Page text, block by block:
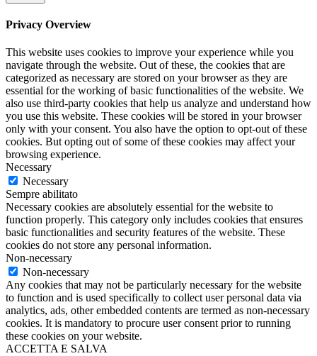
Privacy Overview
This website uses cookies to improve your experience while you
navigate through the website. Out of these, the cookies that are
categorized as necessary are stored on your browser as they are
essential for the working of basic functionalities of the website. We
also use third-party cookies that help us analyze and understand how
you use this website. These cookies will be stored in your browser
only with your consent. You also have the option to opt-out of these
cookies. But opting out of some of these cookies may affect your
browsing experience.
Necessary
Necessary
Sempre abilitato
Necessary cookies are absolutely essential for the website to
function properly. This category only includes cookies that ensures
basic functionalities and security features of the website. These
cookies do not store any personal information.
Non-necessary
Non-necessary
Any cookies that may not be particularly necessary for the website
to function and is used specifically to collect user personal data via
analytics, ads, other embedded contents are termed as non-necessary
cookies. It is mandatory to procure user consent prior to running
these cookies on your website.
ACCETTA E SALVA